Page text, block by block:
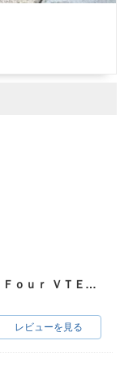
ＣＢ４００Ｓｕｐｅｒ Ｆｏｕｒ ＶＴＥＣ ＳＰＥＣ３
レビューを見る